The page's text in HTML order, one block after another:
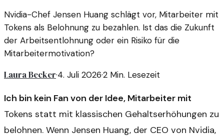
Nvidia-Chef Jensen Huang schlägt vor, Mitarbeiter mit
Tokens als Belohnung zu bezahlen. Ist das die Zukunft
der Arbeitsentlohnung oder ein Risiko für die
Mitarbeitermotivation?
Laura Becker·4. Juli 2026·2 Min. Lesezeit
Ich bin kein Fan von der Idee, Mitarbeiter mit
Tokens statt mit klassischen Gehaltserhöhungen zu
belohnen. Wenn Jensen Huang, der CEO von Nvidia,